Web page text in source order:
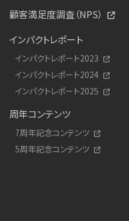
顧客満足度調査（NPS）
インパクトレポート
インパクトレポート2023
インパクトレポート2024
インパクトレポート2025
周年コンテンツ
7周年記念コンテンツ
5周年記念コンテンツ